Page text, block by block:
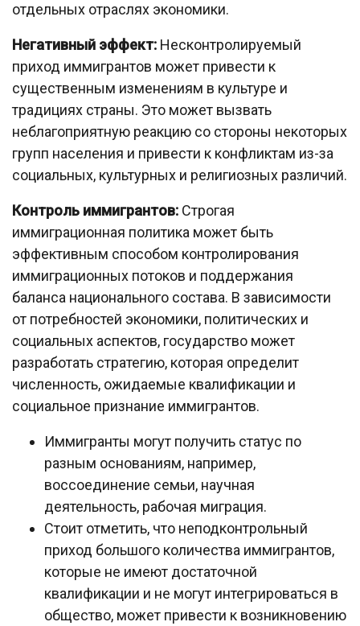
отдельных отраслях экономики.
Негативный эффект: Несконтролируемый
приход иммигрантов может привести к
существенным изменениям в культуре и
традициях страны. Это может вызвать
неблагоприятную реакцию со стороны некоторых
групп населения и привести к конфликтам из-за
социальных, культурных и религиозных различий.
Контроль иммигрантов: Строгая
иммиграционная политика может быть
эффективным способом контролирования
иммиграционных потоков и поддержания
баланса национального состава. В зависимости
от потребностей экономики, политических и
социальных аспектов, государство может
разработать стратегию, которая определит
численность, ожидаемые квалификации и
социальное признание иммигрантов.
Иммигранты могут получить статус по
разным основаниям, например,
воссоединение семьи, научная
деятельность, рабочая миграция.
Стоит отметить, что неподконтрольный
приход большого количества иммигрантов,
которые не имеют достаточной
квалификации и не могут интегрироваться в
общество, может привести к возникновению